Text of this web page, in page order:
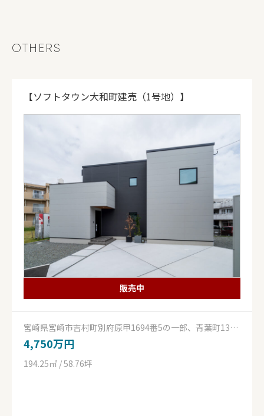
OTHERS
【ソフトタウン大和町建売（1号地）】
販売中
宮崎県宮崎市吉村町別府原甲1694番5の一部、青葉町130
番12の一部
4,750万円
194.25㎡ / 58.76坪